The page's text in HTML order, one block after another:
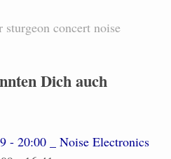
sturgeon concert noise
Dich auch
- 20:00 _ Noise Electronics